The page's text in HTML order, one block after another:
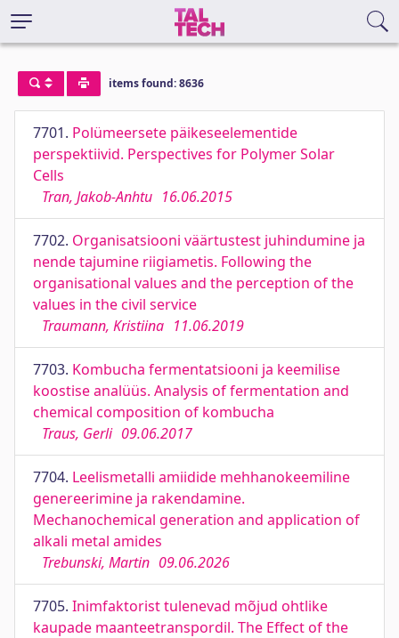
items found: 8636
7701. Polümeersete päikeseelementide
perspektiivid. Perspectives for Polymer Solar
Cells
Tran, Jakob-Anhtu 16.06.2015
7702. Organisatsiooni väärtustest juhindumine ja
nende tajumine riigiametis. Following the
organisational values and the perception of the
values in the civil service
Traumann, Kristiina 11.06.2019
7703. Kombucha fermentatsiooni ja keemilise
koostise analüüs. Analysis of fermentation and
chemical composition of kombucha
Traus, Gerli 09.06.2017
7704. Leelismetalli amiidide mehhanokeemiline
genereerimine ja rakendamine.
Mechanochemical generation and application of
alkali metal amides
Trebunski, Martin 09.06.2026
7705. Inimfaktorist tulenevad mõjud ohtlike
kaupade maanteetranspordil. The Effect of the